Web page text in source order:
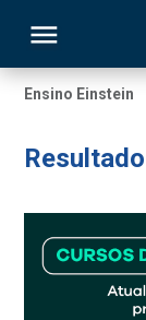
Ensino Einstein